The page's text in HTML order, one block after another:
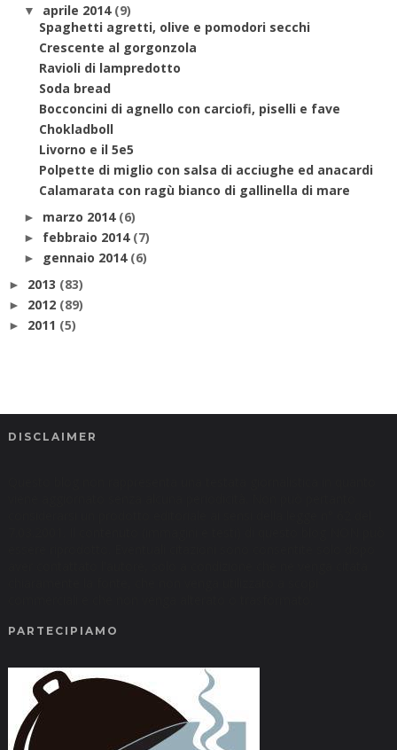
▼ aprile 2014 (9)
Spaghetti agretti, olive e pomodori secchi
Crescente al gorgonzola
Ravioli di lampredotto
Soda bread
Bocconcini di agnello con carciofi, piselli e fave
Chokladboll
Livorno e il 5e5
Polpette di miglio con salsa di acciughe ed anacardi
Calamarata con ragù bianco di gallinella di mare
► marzo 2014 (6)
► febbraio 2014 (7)
► gennaio 2014 (6)
► 2013 (83)
► 2012 (89)
► 2011 (5)
DISCLAIMER
PARTECIPIAMO